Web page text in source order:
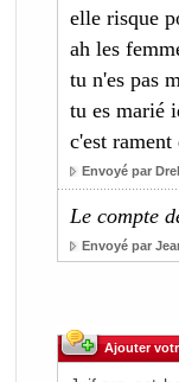
elle risque
ah les
tu n'es pas
tu es marié
c'est rament
Envoyé par
Le compte
Envoyé par
Ajouter